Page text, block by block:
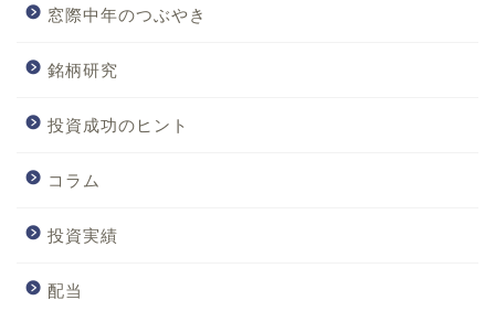
窓際中年のつぶやき
銘柄研究
投資成功のヒント
コラム
投資実績
配当